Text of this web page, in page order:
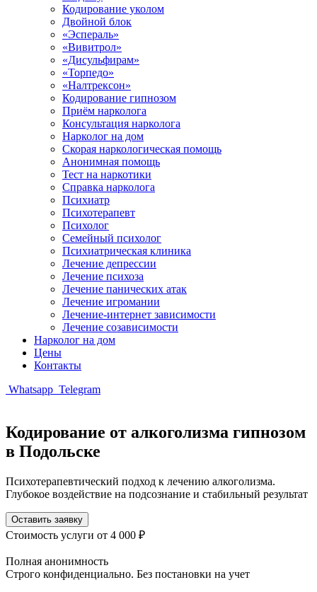
Кодирование уколом
Двойной блок
«Эспераль»
«Вивитрол»
«Дисульфирам»
«Торпедо»
«Налтрексон»
Кодирование гипнозом
Приём нарколога
Консультация нарколога
Нарколог на дом
Скорая наркологическая помощь
Анонимная помощь
Тест на наркотики
Справка нарколога
Психиатр
Психотерапевт
Психолог
Семейный психолог
Психиатрическая клиника
Лечение депрессии
Лечение психоза
Лечение панических атак
Лечение игромании
Лечение-интернет зависимости
Лечение созависимости
Нарколог на дом
Цены
Контакты
Whatsapp Telegram
Кодирование от алкоголизма гипнозом
в Подольске
Психотерапевтический подход к лечению алкоголизма.
Глубокое воздействие на подсознание и стабильный результат
Оставить заявку
Стоимость услуги от 4 000 ₽
Полная анонимность
Строго конфиденциально. Без постановки на учет